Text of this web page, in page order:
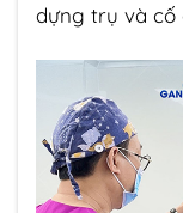
dựng trụ và cố